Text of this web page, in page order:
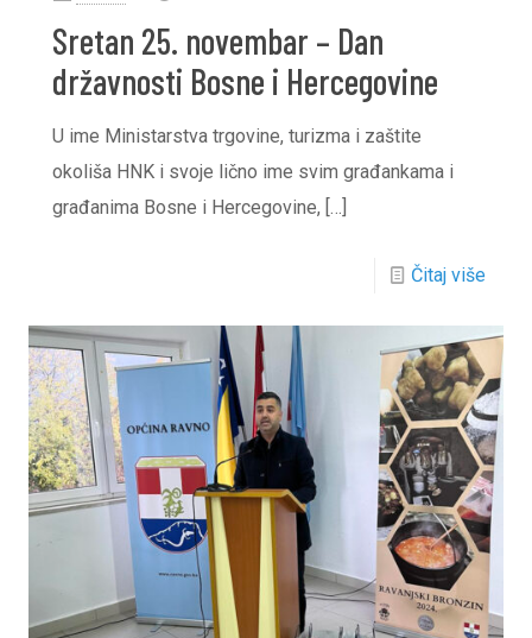
Sretan 25. novembar – Dan
državnosti Bosne i Hercegovine
U ime Ministarstva trgovine, turizma i zaštite
okoliša HNK i svoje lično ime svim građankama i
građanima Bosne i Hercegovine, […]
Čitaj više